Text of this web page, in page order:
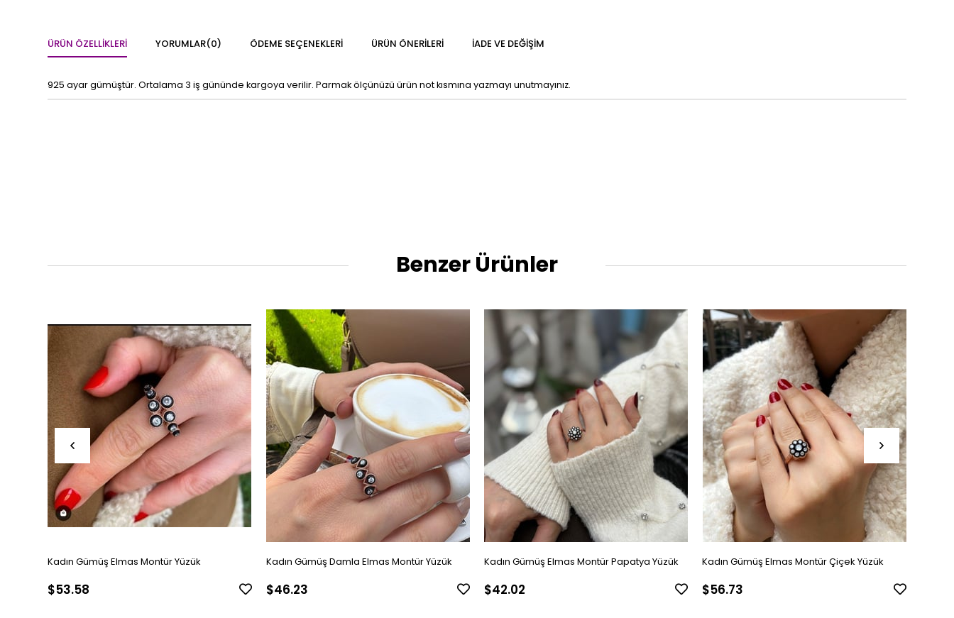
ÜRÜN ÖZELLIKLERI YORUMLAR(0) ÖDEME SEÇENEKLERI ÜRÜN ÖNERILERI İADE VE DEĞIŞIM
925 ayar gümüştür. Ortalama 3 iş gününde kargoya verilir. Parmak ölçünüzü ürün not kısmına yazmayı unutmayınız.
Benzer Ürünler
Kadın Gümüş Elmas Montür Yüzük
$53.58
Kadın Gümüş Damla Elmas Montür Yüzük
$46.23
Kadın Gümüş Elmas Montür Papatya Yüzük
$42.02
Kadın Gümüş Elmas Montür Çiçek Yüzük
$56.73